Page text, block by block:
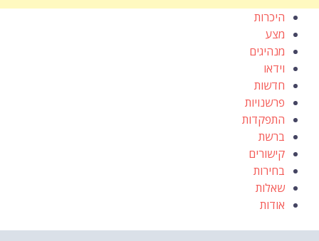
היכרות
מצע
מנהיגים
וידאו
חדשות
פרשנויות
התפקדות
ברשת
קישורים
בחירות
שאלות
אודות